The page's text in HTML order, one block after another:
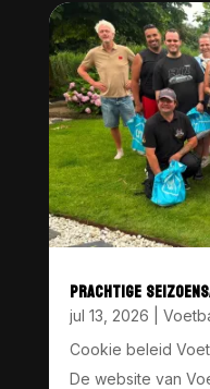
PRACHTIGE
jul 13, 2026
Cookie beleid
De website van